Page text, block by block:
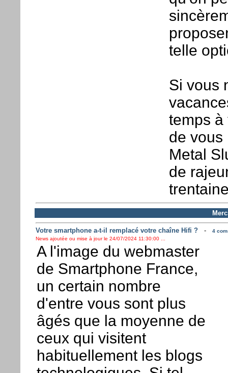
telle
Si vous
temps à
de vous
Metal
de
Votre smartphone a-t-il remplacé votre chaîne Hifi ?-
4
News ajoutée ou mise à jour le 24/07/2024 11:30:00 ...
A l'image du webmaster
de Smartphone France,
un certain nombre
d'entre vous sont plus
âgés que la moyenne de
ceux qui visitent
habituellement les blogs